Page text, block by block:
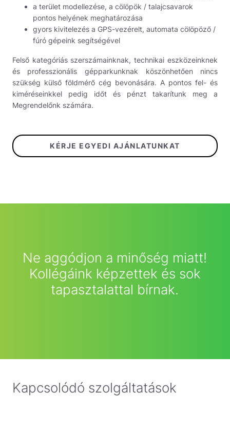
a terület modellezése, a cölöpök / talajcsavarok
pontos helyének meghatározása
gyors kivitelezés a GPS-vezérelt, automata cölöpöző /
fúró gépeink segítségével
Felső kategóriás szerszámainknak, technikai eszközeinknek
és professzionális gépparkunknak köszönhetően nincs
szükség külső földmérő cég bevonására. A pontos fel- és
kiméréseinkkel pedig időt és pénzt takarítunk meg a
Megrendelőnk számára.
KÉRJE EGYEDI AJÁNLATUNKAT
Ne aggódjon a minőség miatt!
Kollégáink képzettek és sok
tapasztalattal bírnak.
Kapcsolódó szolgáltatások